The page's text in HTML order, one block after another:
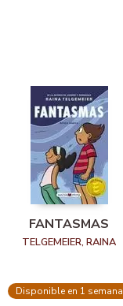
FANTASMAS
TELGEMEIER, RAINA
Disponible en 1 semana